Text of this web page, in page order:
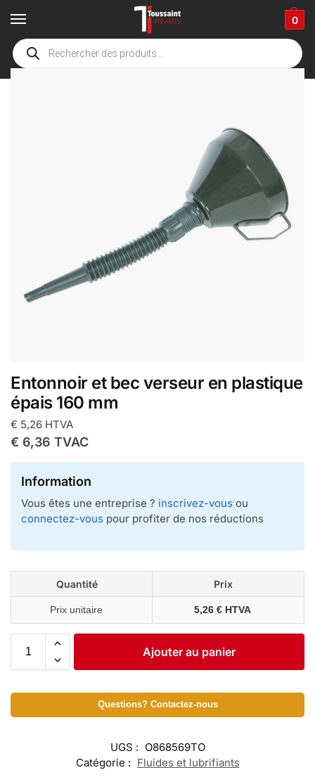
0
Accueil boutique / Fournitures industrielles
Entonnoir et bec verseur en plastique
épais 160 mm
€ 5,26 HTVA
€ 6,36 TVAC
Information
Vous êtes une entreprise ? inscrivez-vous ou
connectez-vous pour profiter de nos réductions
Quantité Prix
Prix unitaire 5,26 € HTVA
Ajouter au panier
Questions? Contactez-nous
UGS : O868569TO
Catégorie : Fluides et lubrifiants